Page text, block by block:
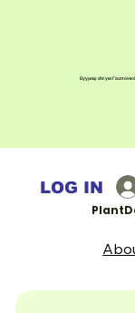
Εγγραφείτε για
LOG IN